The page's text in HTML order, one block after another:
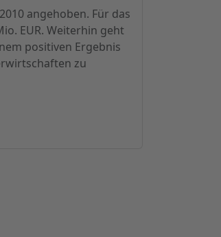
angehoben. Für das
EUR. Weiterhin geht
positiven Ergebnis
zu